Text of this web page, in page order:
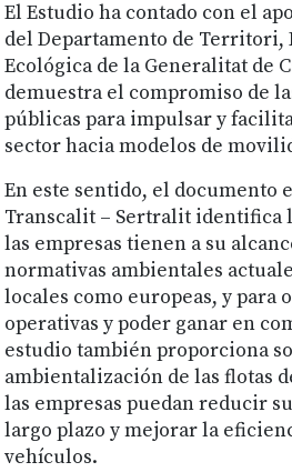
El Estudio ha contado con el
del Departamento de Territori,
Ecológica de la Generalitat de
demuestra el compromiso de
públicas para impulsar y
sector hacia modelos de
En este sentido, el documento
Transcalit – Sertralit identifica
las empresas tienen a su
normativas ambientales
locales como europeas, y para
operativas y poder ganar en
estudio también proporciona
ambientalización de las flotas
las empresas puedan reducir
largo plazo y mejorar la
vehículos.